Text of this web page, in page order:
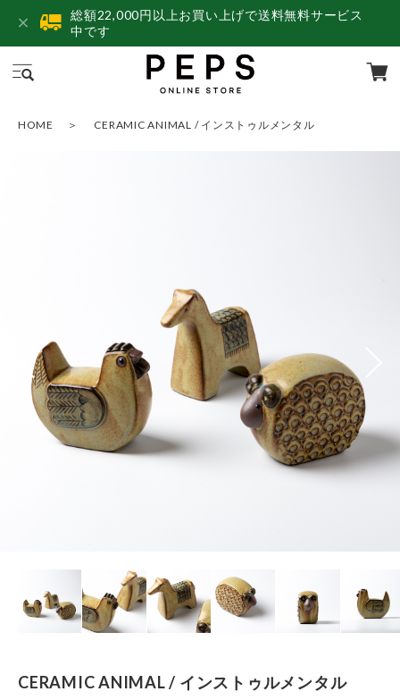
総額22,000円以上お買い上げで送料無料サービス
中です
HOME CERAMIC ANIMAL / インストゥルメンタル
CERAMIC ANIMAL / インストゥルメンタル